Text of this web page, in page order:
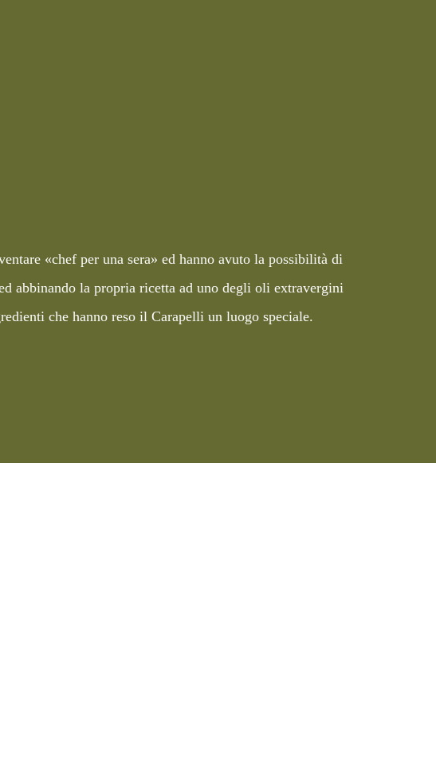
«chef per una sera» ed hanno avuto la possibilità di
abbinando la propria ricetta ad uno degli oli extravergini
che hanno reso il Carapelli un luogo speciale.